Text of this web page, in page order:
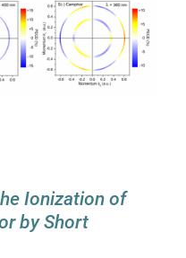
Ionization of
by Short